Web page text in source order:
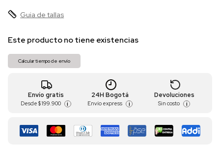
Guia de tallas
Este producto no tiene existencias
Calcular tiempo de envío
Envío gratis
Desde $ 199.900 i
24H Bogotá
Envío express i
Devoluciones
Sin costo i